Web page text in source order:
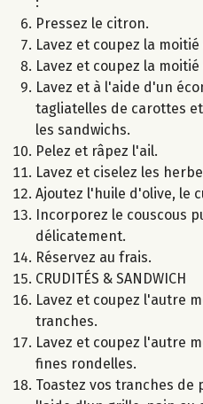
Pressez le citron.
Lavez et coupez la
Lavez et coupez la
Lavez et à l'aide d'un
tagliatelles de carottes
les sandwichs.
Pelez et râpez l'ail.
Lavez et ciselez les
Ajoutez l'huile d'olive, le
Incorporez le couscous
délicatement.
Réservez au frais.
CRUDITÉS & SANDWICH
Lavez et coupez l'autre
tranches.
Lavez et coupez l'autre
fines rondelles.
Toastez vos tranches de